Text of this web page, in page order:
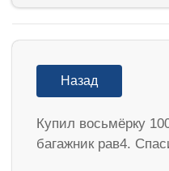
Назад
Купил восьмёрку
багажник рав4.